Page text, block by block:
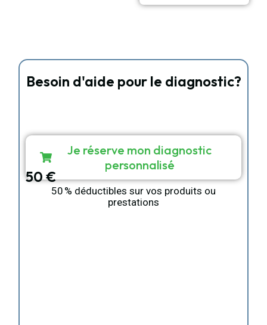
Besoin d'aide pour le diagnostic?
Je réserve mon diagnostic
personnalisé
50 €
50 % déductibles sur vos produits ou
prestations